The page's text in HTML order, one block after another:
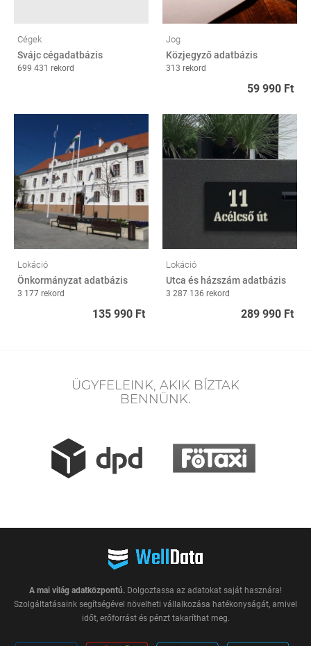
Cégek
Svájc cégadatbázis
699 431 rekord
Jog
Közjegyző adatbázis
313 rekord
59 990 Ft
Lokáció
Önkormányzat adatbázis
3 177 rekord
135 990 Ft
Lokáció
Utca és házszám adatbázis
3 287 136 rekord
289 990 Ft
ÜGYFELEINK, AKIK BÍZTAK
BENNÜNK.
A mai világ adatközpontú. Dolgoztassa az adatokat saját hasznára!
Szolgáltatásaink segítségével növelheti vállalkozása hatékonyságát, amivel
időt, erőforrást és pénzt takaríthat meg.